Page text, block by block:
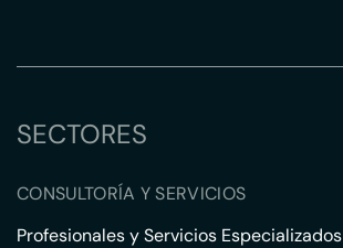
SECTORES
CONSULTORÍA Y SERVICIOS
Profesionales y Servicios Especializados